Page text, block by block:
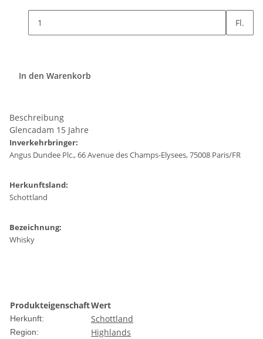
Fl.
In den Warenkorb
Beschreibung
Glencadam 15 Jahre
Inverkehrbringer:
Angus Dundee Plc., 66 Avenue des Champs-Elysees, 75008 Paris/FR
Herkunftsland:
Schottland
Bezeichnung:
Whisky
ProdukteigenschaftWert
Herkunft: Schottland
Region: Highlands